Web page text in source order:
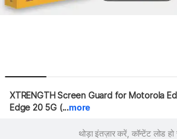
XTRENGTH Screen Guard for Motorola
Edge 20 5G (...more
थोड़ा इंतज़ार करें, कॉन्टेंट लोड हो